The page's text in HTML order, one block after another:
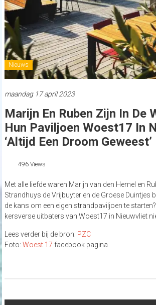
Nieuws
maandag 17 april 2023
Marijn En Ruben Zijn In De
Hun Paviljoen Woest17 In
‘Altijd Een Droom Geweest’
496 Views
Met alle liefde waren Marijn van den Hemel en
Strandhuys de Vrijbuyter en de Groese Duintjes
de kans om een eigen strandpaviljoen te
kersverse uitbaters van Woest17 in Nieuwvliet
Lees verder bij de bron: PZC
Foto: Woest 17 facebook pagina